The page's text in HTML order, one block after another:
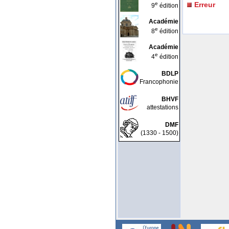
9e édition
Académie
8e édition
Académie
4e édition
BDLP
Francophonie
BHVF
attestations
DMF
(1330 - 1500)
Erreur